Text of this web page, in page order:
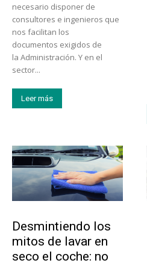
necesario disponer de
consultores e ingenieros que
nos facilitan los
documentos exigidos de
la Administración. Y en el
sector...
Leer más
Desmintiendo los
mitos de lavar en
seco el coche: no